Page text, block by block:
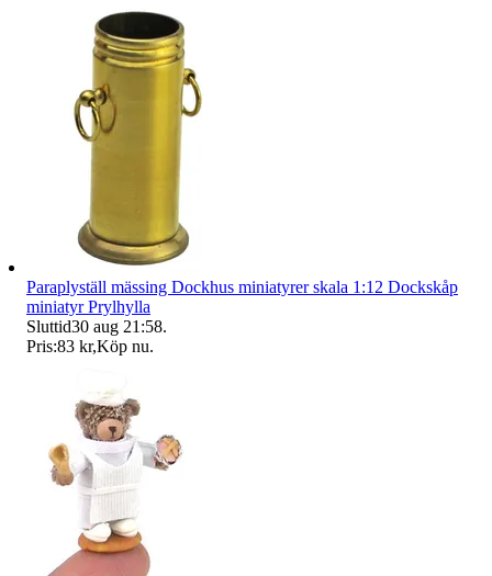
Paraplyställ mässing Dockhus miniatyrer skala 1:12 Dockskåp
miniatyr Prylhylla
Sluttid30 aug 21:58.
Pris:83 kr,Köp nu.